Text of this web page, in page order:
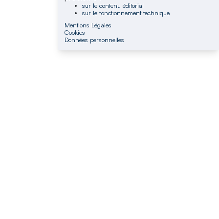
sur le contenu éditorial
sur le fonctionnement technique
Mentions Légales
Cookies
Données personnelles